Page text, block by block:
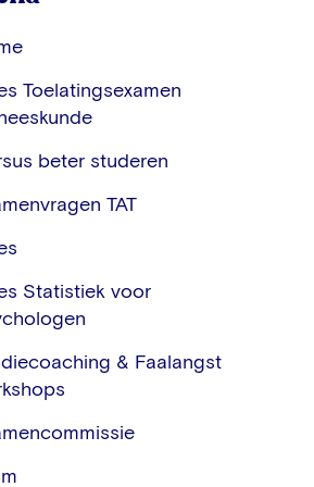
Toelatingsexamen
beter studeren
TAT
Statistiek voor
& Faalangst